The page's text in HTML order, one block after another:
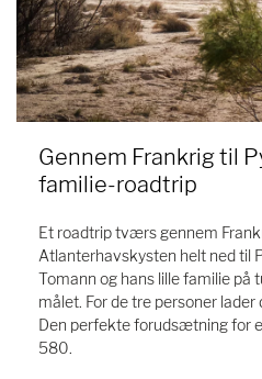
Gennem Frankrig til
familie-roadtrip
Et roadtrip tværs gennem
Atlanterhavskysten helt ned til
Tomann og hans lille familie på
målet. For de tre personer
Den perfekte forudsætning for
580.